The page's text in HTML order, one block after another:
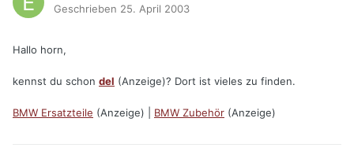
Geschrieben 25. April 2003
Hallo horn,
kennst du schon del (Anzeige)? Dort ist vieles zu finden.
BMW Ersatzteile (Anzeige) | BMW Zubehör (Anzeige)